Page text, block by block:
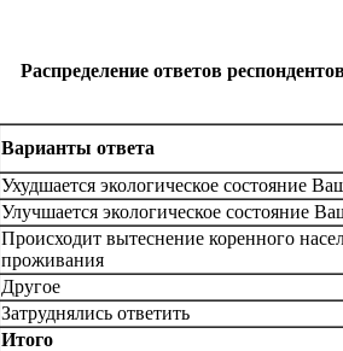
Распределение ответов
Варианты ответа
Ухудшается экологическое состояние
Улучшается экологическое состояние
Происходит вытеснение коренного
проживания
Другое
Затруднялись ответить
Итого